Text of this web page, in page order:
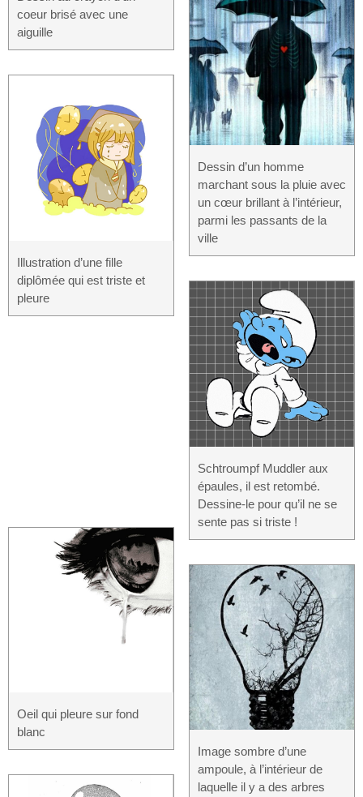
coeur brisé avec une
aiguille
Illustration d’une fille
diplômée qui est triste et
pleure
Oeil qui pleure sur fond
blanc
Dessin d’un homme
marchant sous la pluie avec
un cœur brillant à l’intérieur,
parmi les passants de la
ville
Schtroumpf Muddler aux
épaules, il est retombé.
Dessine-le pour qu’il ne se
sente pas si triste !
Image sombre d’une
ampoule, à l’intérieur de
laquelle il y a des arbres